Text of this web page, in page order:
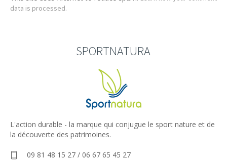
data is processed.
SPORTNATURA
L'action durable - la marque qui conjugue le sport nature et de
la découverte des patrimoines.
09 81 48 15 27 / 06 67 65 45 27